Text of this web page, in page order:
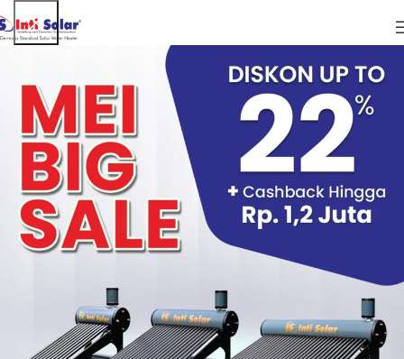
Contoh Penerapan Teknologi Surya
Termasuk Pemanas Air Tenaga Matahari